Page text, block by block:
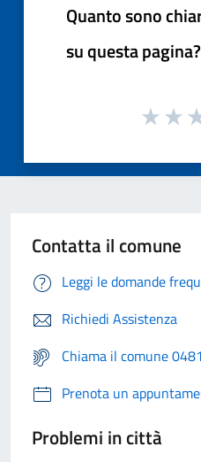
Quanto sono
su questa pagina?
Contatta il comune
Leggi le domande
Richiedi Assistenza
Chiama il comune
Prenota un
Problemi in città